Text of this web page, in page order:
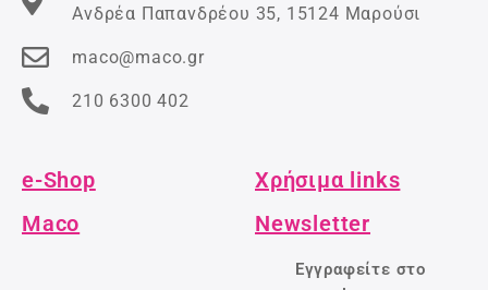
Ανδρέα Παπανδρέου 35, 15124 Μαρούσι
maco@maco.gr
210 6300 402
e-Shop
Χρήσιμα links
Maco
Newsletter
Εγγραφείτε στο